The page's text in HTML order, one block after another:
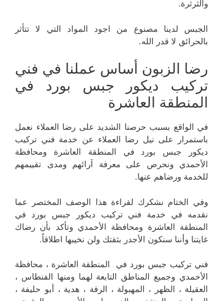
والثرثرة.
الجبس لدينا مصنوع من اجود المواد التي لا تتأثر
بالحرائق لا قدر الله.
رضا الزبون أساس عملنا في فني
تركيب ديكور جبس بورد في
المنطقة العاشرة
في الواقع بسبب حرصنا الشديد على رضا العملاء نعمل
باستمرار على نيل رضا العملاء عن خدمة فني تركيب
ديكور جبس بورد في المنطقة العاشرة ومحافظة
الأحمدي ونحرص على معرفة آرائهم ومدى تقييمهم
للخدمة ورضاهم عنها.
وفي الختام نشكرك لقراءة هذا الوصف المختصر عما
نقدمه في خدمة فني تركيب ديكور جبس بورد في
المنطقة العاشرة ومحافظة الأحمدي وتأكد بأن رضاك
غايتنا وأننا سنكون الأجدر بثقتك ولن نخيبها اطلاقاً.
فني تركيب جبس بورد في المنطقة العاشرة ، محافظة
الأحمدي وجميع المناطق التابعة لهما ومنها الفنطاس ،
العقيلة ، الظهر ، المهبولة ، الرقة ، هدية ، أبو حليفة ،